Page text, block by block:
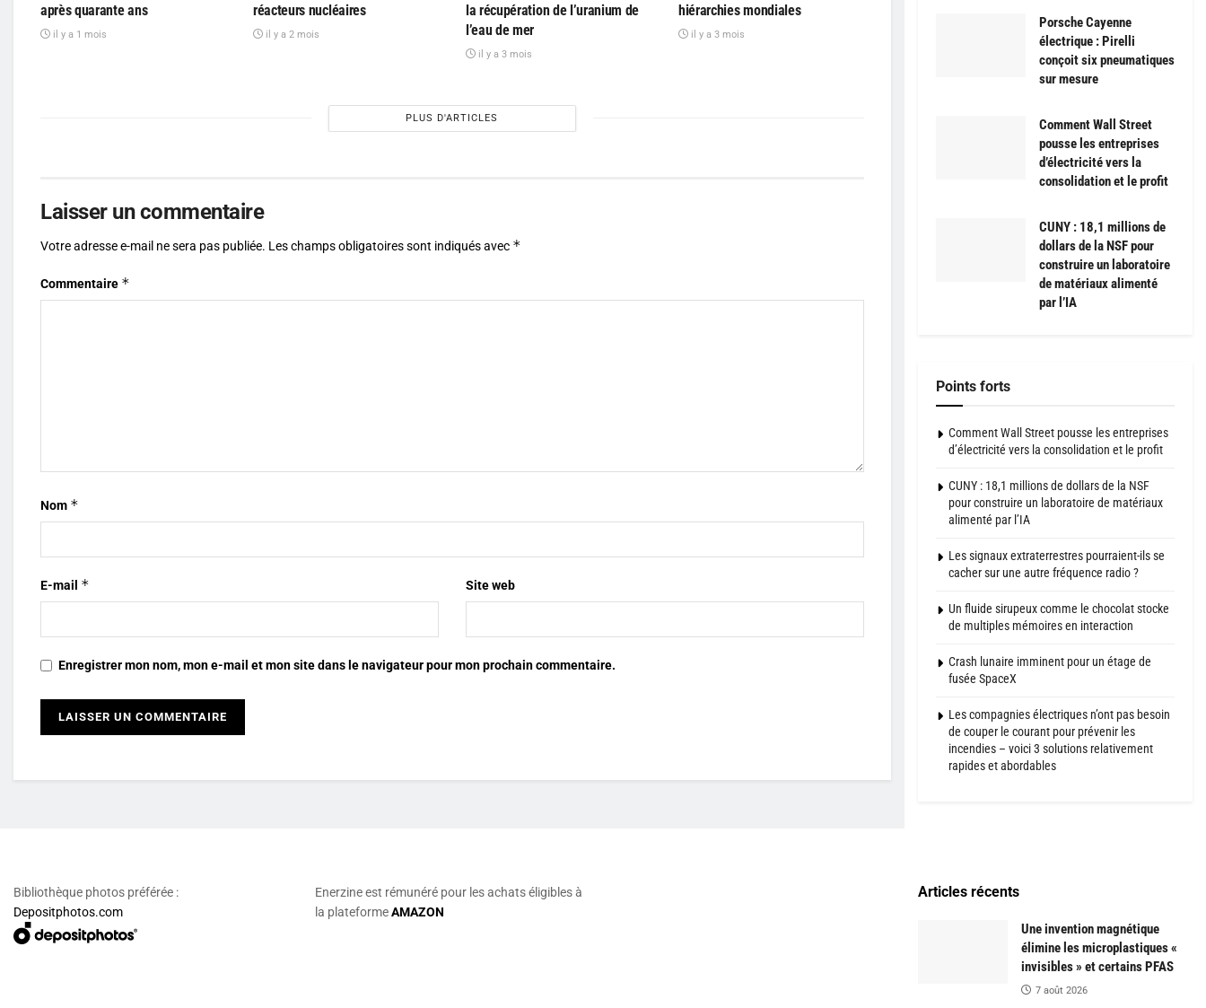
après quarante ans
il y a 1 mois
réacteurs nucléaires
il y a 2 mois
la récupération de l’uranium de
l’eau de mer
il y a 3 mois
hiérarchies mondiales
il y a 3 mois
PLUS D'ARTICLES
Laisser un commentaire
Votre adresse e-mail ne sera pas publiée. Les champs obligatoires sont indiqués avec *
Commentaire *
Nom *
E-mail * Site web
Enregistrer mon nom, mon e-mail et mon site dans le navigateur pour mon prochain commentaire.
Porsche Cayenne
électrique : Pirelli
conçoit six pneumatiques
sur mesure
Comment Wall Street
pousse les entreprises
d’électricité vers la
consolidation et le profit
CUNY : 18,1 millions de
dollars de la NSF pour
construire un laboratoire
de matériaux alimenté
par l’IA
Points forts
Comment Wall Street pousse les entreprises
d’électricité vers la consolidation et le profit
CUNY : 18,1 millions de dollars de la NSF
pour construire un laboratoire de matériaux
alimenté par l’IA
Les signaux extraterrestres pourraient-ils se
cacher sur une autre fréquence radio ?
Un fluide sirupeux comme le chocolat stocke
de multiples mémoires en interaction
Crash lunaire imminent pour un étage de
fusée SpaceX
Les compagnies électriques n’ont pas besoin
de couper le courant pour prévenir les
incendies – voici 3 solutions relativement
rapides et abordables
Bibliothèque photos préférée :
Depositphotos.com
Enerzine est rémunéré pour les achats éligibles à
la plateformeAMAZON
Articles récents
Une invention magnétique
élimine les microplastiques «
invisibles » et certains PFAS
7 août 2026